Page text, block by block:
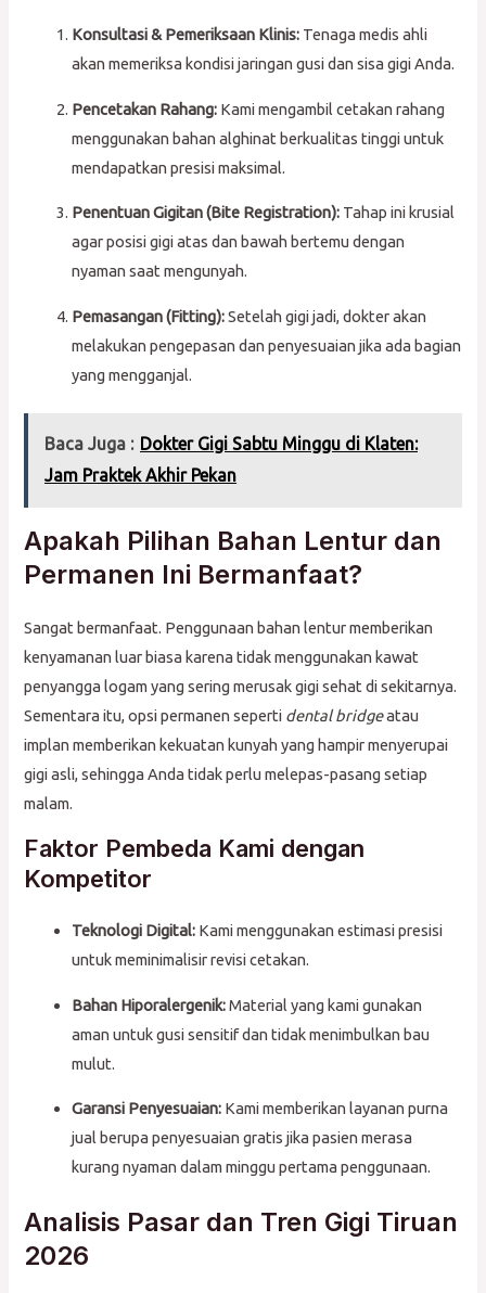
Konsultasi & Pemeriksaan Klinis: Tenaga medis ahli
akan memeriksa kondisi jaringan gusi dan sisa gigi Anda.
Pencetakan Rahang: Kami mengambil cetakan rahang
menggunakan bahan alghinat berkualitas tinggi untuk
mendapatkan presisi maksimal.
Penentuan Gigitan (Bite Registration): Tahap ini krusial
agar posisi gigi atas dan bawah bertemu dengan
nyaman saat mengunyah.
Pemasangan (Fitting):Setelah gigi jadi, dokter akan
melakukan pengepasan dan penyesuaian jika ada bagian
yang mengganjal.
Baca Juga : Dokter Gigi Sabtu Minggu di Klaten:
Jam Praktek Akhir Pekan
Apakah Pilihan Bahan Lentur dan
Permanen Ini Bermanfaat?
Sangat bermanfaat. Penggunaan bahan lentur memberikan
kenyamanan luar biasa karena tidak menggunakan kawat
penyangga logam yang sering merusak gigi sehat di sekitarnya.
Sementara itu, opsi permanen seperti dental bridgeatau
implan memberikan kekuatan kunyah yang hampir menyerupai
gigi asli, sehingga Anda tidak perlu melepas-pasang setiap
malam.
Faktor Pembeda Kami dengan
Kompetitor
Teknologi Digital: Kami menggunakan estimasi presisi
untuk meminimalisir revisi cetakan.
Bahan Hiporalergenik:Material yang kami gunakan
aman untuk gusi sensitif dan tidak menimbulkan bau
mulut.
Garansi Penyesuaian: Kami memberikan layanan purna
jual berupa penyesuaian gratis jika pasien merasa
kurang nyaman dalam minggu pertama penggunaan.
Analisis Pasar dan Tren Gigi Tiruan
2026